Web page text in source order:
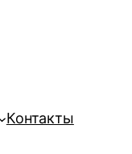
Контакты